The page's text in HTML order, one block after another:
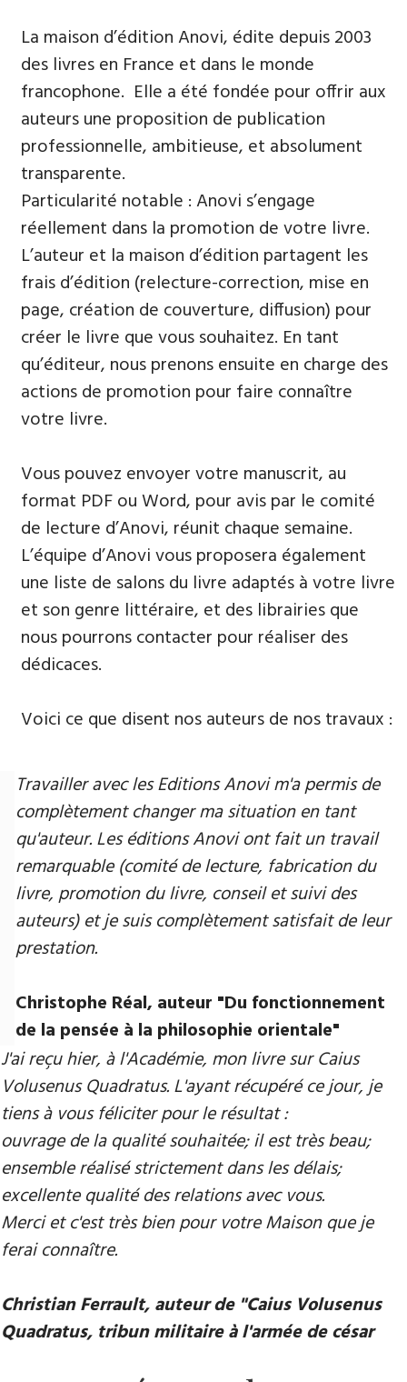
La maison d’édition Anovi, édite depuis 2003
des livres en France et dans le monde
francophone. Elle a été fondée pour offrir aux
auteurs une proposition de publication
professionnelle, ambitieuse, et absolument
transparente.
Particularité notable : Anovi s’engage
réellement dans la promotion de votre livre.
L’auteur et la maison d’édition partagent les
frais d’édition (relecture-correction, mise en
page, création de couverture, diffusion) pour
créer le livre que vous souhaitez. En tant
qu’éditeur, nous prenons ensuite en charge des
actions de promotion pour faire connaître
votre livre.
Vous pouvez envoyer votre manuscrit, au
format PDF ou Word, pour avis par le comité
de lecture d’Anovi, réunit chaque semaine.
L’équipe d’Anovi vous proposera également
une liste de salons du livre adaptés à votre livre
et son genre littéraire, et des librairies que
nous pourrons contacter pour réaliser des
dédicaces.
Voici ce que disent nos auteurs de nos travaux :
Travailler avec les Editions Anovi m'a permis de
complètement changer ma situation en tant
qu'auteur. Les éditions Anovi ont fait un travail
remarquable (comité de lecture, fabrication du
livre, promotion du livre, conseil et suivi des
auteurs) et je suis complètement satisfait de leur
prestation.
Christophe Réal, auteur ​"Du fonctionnement
de la pensée à la philosophie orientale"
J'ai reçu hier, à l'Académie, mon livre sur Caius
Volusenus Quadratus. L'ayant récupéré ce jour, je
tiens à vous féliciter pour le résultat :
ouvrage de la qualité souhaitée; il est très beau;
ensemble réalisé strictement dans les délais;
excellente qualité des relations avec vous.
Merci et c'est très bien pour votre Maison que je
ferai connaître.
Christian Ferrault, auteur de "Caius Volusenus
Quadratus, tribun militaire à l'armée de césar